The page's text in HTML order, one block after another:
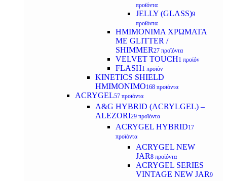
προϊόντα
JELLY (GLASS)9
προϊόντα
ΗΜΙΜΟΝΙΜA ΧΡΩΜΑΤΑ
ΜΕ GLITTER /
SHIMMER27 προϊόντα
VELVET TOUCH1 προϊόν
FLASH1 προϊόν
KINETICS SHIELD
ΗΜΙΜΟΝΙΜΟ168 προϊόντα
ACRYGEL57 προϊόντα
A&G HYBRID (ACRYLGEL) –
ALEZORI29 προϊόντα
ACRYGEL HYBRID17
προϊόντα
ACRYGEL NEW
JAR8 προϊόντα
ACRYGEL SERIES
VINTAGE NEW JAR9